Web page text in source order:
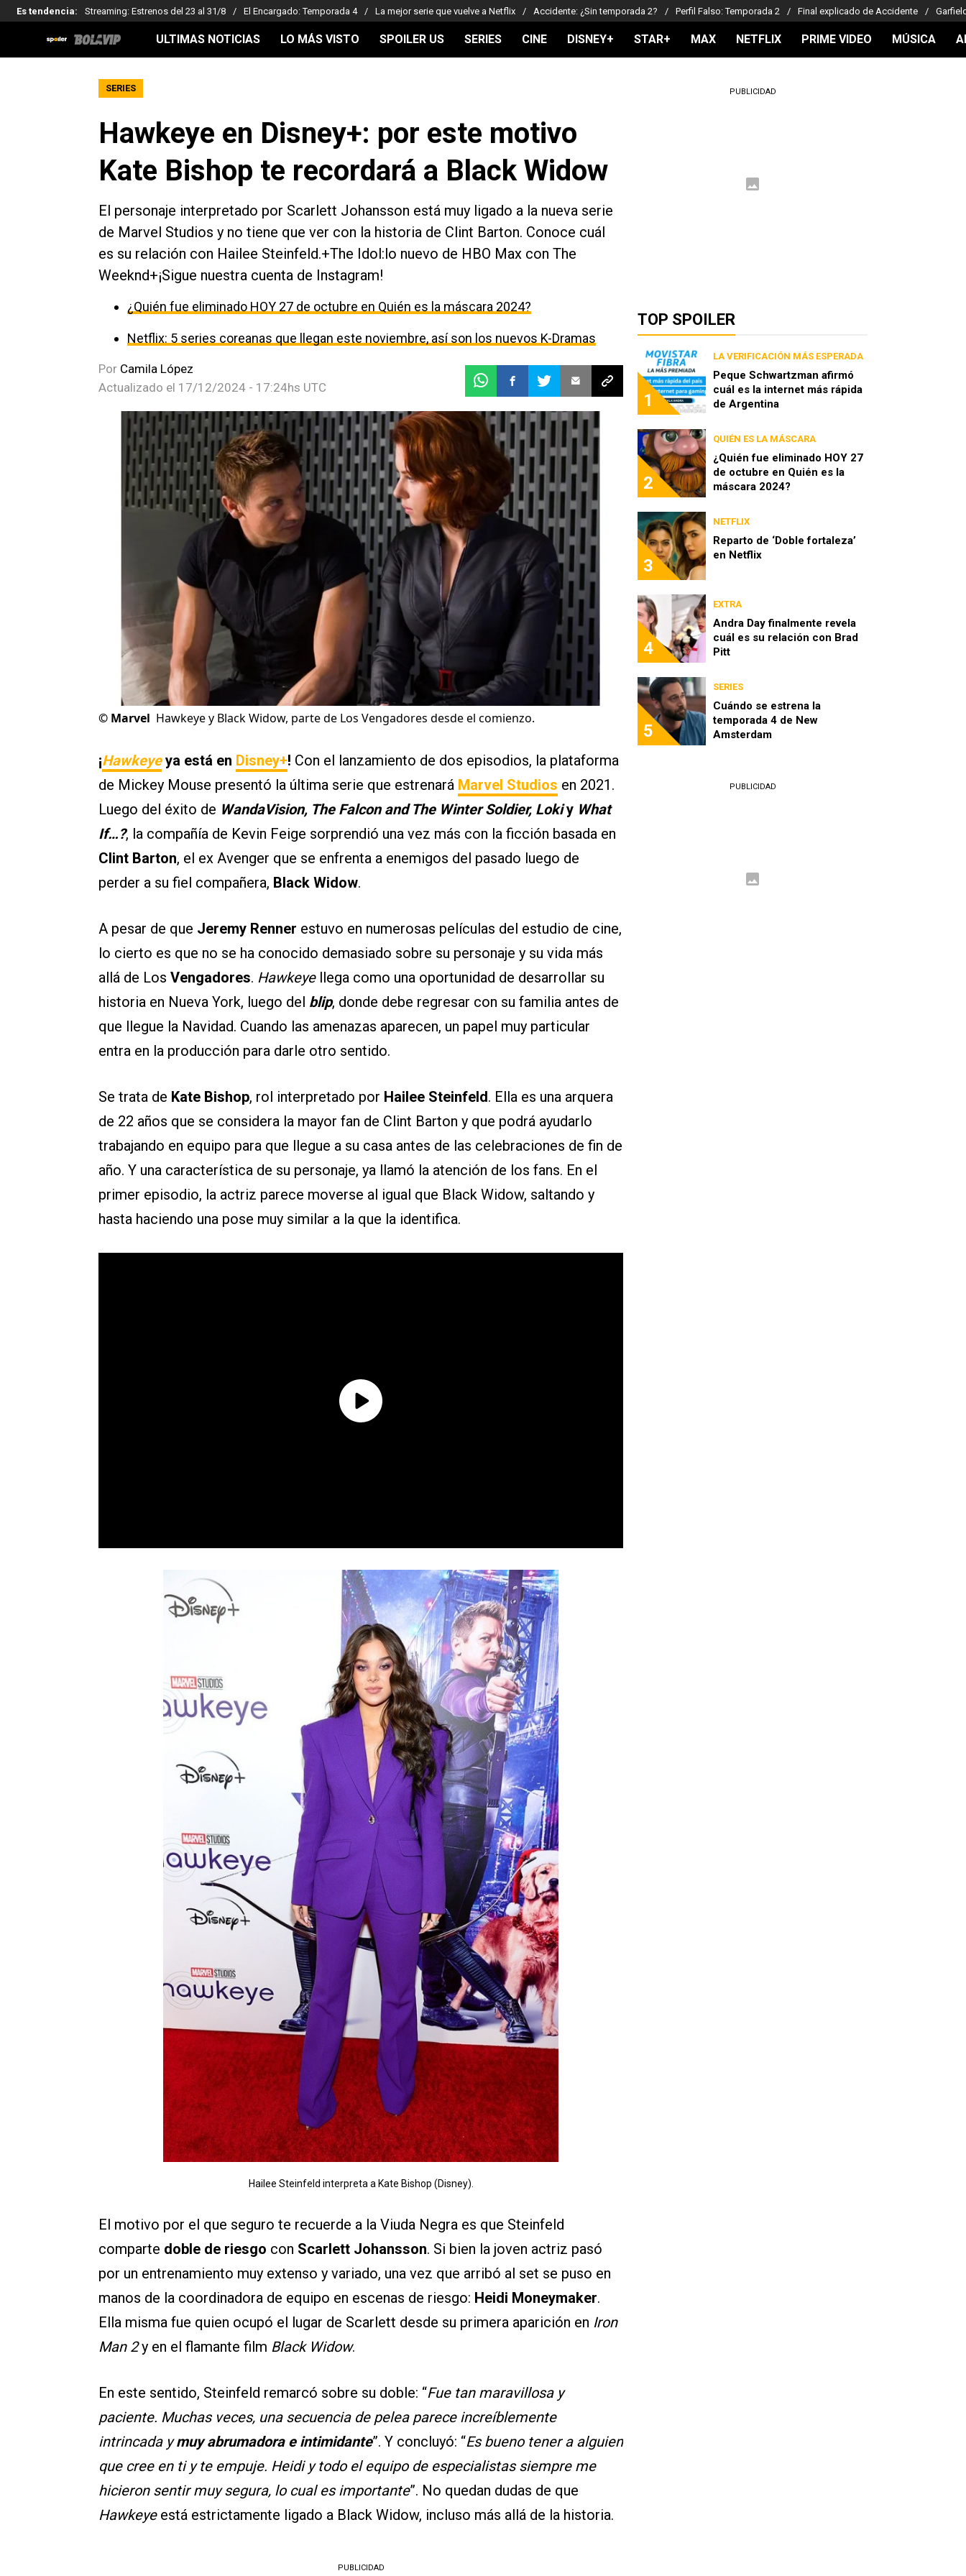
Es tendencia: Streaming: Estrenos del 23 al 31/8 El Encargado: Temporada 4 La mejor serie que vuelve a Netflix Accidente: ¿Sin temporada 2? Perfil Falso: Temporada 2 Final explicado de Accidente
ULTIMAS NOTICIAS LO MÁS VISTO SPOILER US SERIES CINE DISNEY+ STAR+ MAX NETFLIX PRIME VIDEO MÚSICA
SERIES
Hawkeye en Disney+: por este motivo
Kate Bishop te recordará a Black Widow
El personaje interpretado por Scarlett Johansson está muy ligado a la nueva serie
de Marvel Studios y no tiene que ver con la historia de Clint Barton. Conoce cuál
es su relación con Hailee Steinfeld.+The Idol:lo nuevo de HBO Max con The
Weeknd+¡Sigue nuestra cuenta de Instagram!
¿Quién fue eliminado HOY 27 de octubre en Quién es la máscara 2024?
Netflix: 5 series coreanas que llegan este noviembre, así son los nuevos K-Dramas
Por Camila López
Actualizado el 17/12/2024 - 17:24hs UTC
© Marvel Hawkeye y Black Widow, parte de Los Vengadores desde el comienzo.
¡Hawkeyeya está en Disney+! Con el lanzamiento de dos episodios, la plataforma
de Mickey Mouse presentó la última serie que estrenará Marvel Studios en 2021.
Luego del éxito de WandaVision, The Falcon and The Winter Soldier, Lokiy What
If…?, la compañía de Kevin Feige sorprendió una vez más con la ficción basada en
Clint Barton, el ex Avenger que se enfrenta a enemigos del pasado luego de
perder a su fiel compañera, Black Widow.
A pesar de que Jeremy Renner estuvo en numerosas películas del estudio de cine,
lo cierto es que no se ha conocido demasiado sobre su personaje y su vida más
allá de Los Vengadores. Hawkeye llega como una oportunidad de desarrollar su
historia en Nueva York, luego del blip, donde debe regresar con su familia antes de
que llegue la Navidad. Cuando las amenazas aparecen, un papel muy particular
entra en la producción para darle otro sentido.
Se trata de Kate Bishop, rol interpretado por Hailee Steinfeld. Ella es una arquera
de 22 años que se considera la mayor fan de Clint Barton y que podrá ayudarlo
trabajando en equipo para que llegue a su casa antes de las celebraciones de fin de
año. Y una característica de su personaje, ya llamó la atención de los fans. En el
primer episodio, la actriz parece moverse al igual que Black Widow, saltando y
hasta haciendo una pose muy similar a la que la identifica.
Hailee Steinfeld interpreta a Kate Bishop (Disney).
El motivo por el que seguro te recuerde a la Viuda Negra es que Steinfeld
comparte doble de riesgo con Scarlett Johansson. Si bien la joven actriz pasó
por un entrenamiento muy extenso y variado, una vez que arribó al set se puso en
manos de la coordinadora de equipo en escenas de riesgo: Heidi Moneymaker.
Ella misma fue quien ocupó el lugar de Scarlett desde su primera aparición en Iron
Man 2y en el flamante film Black Widow.
En este sentido, Steinfeld remarcó sobre su doble: “Fue tan maravillosa y
paciente. Muchas veces, una secuencia de pelea parece increíblemente
intrincada ymuy abrumadora e intimidante”. Y concluyó: “Es bueno tener a alguien
que cree en ti y te empuje. Heidi y todo el equipo de especialistas siempre me
hicieron sentir muy segura, lo cual es importante”. No quedan dudas de que
Hawkeye está estrictamente ligado a Black Widow, incluso más allá de la historia.
PUBLICIDAD
PUBLICIDAD
TOP SPOILER
1
LA VERIFICACIÓN MÁS ESPERADA
Peque Schwartzman afirmó
cuál es la internet más rápida
de Argentina
2
QUIÉN ES LA MÁSCARA
¿Quién fue eliminado HOY 27
de octubre en Quién es la
máscara 2024?
3
NETFLIX
Reparto de ‘Doble fortaleza’
en Netflix
4
EXTRA
Andra Day finalmente revela
cuál es su relación con Brad
Pitt
5
SERIES
Cuándo se estrena la
temporada 4 de New
Amsterdam
PUBLICIDAD